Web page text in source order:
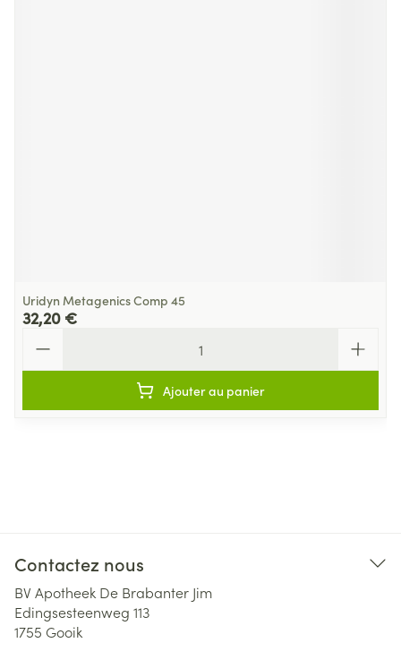
Uridyn Metagenics Comp 45
32,20 €
Ajouter au panier
Contactez nous
BV Apotheek De Brabanter Jim
Edingsesteenweg 113
1755 Gooik